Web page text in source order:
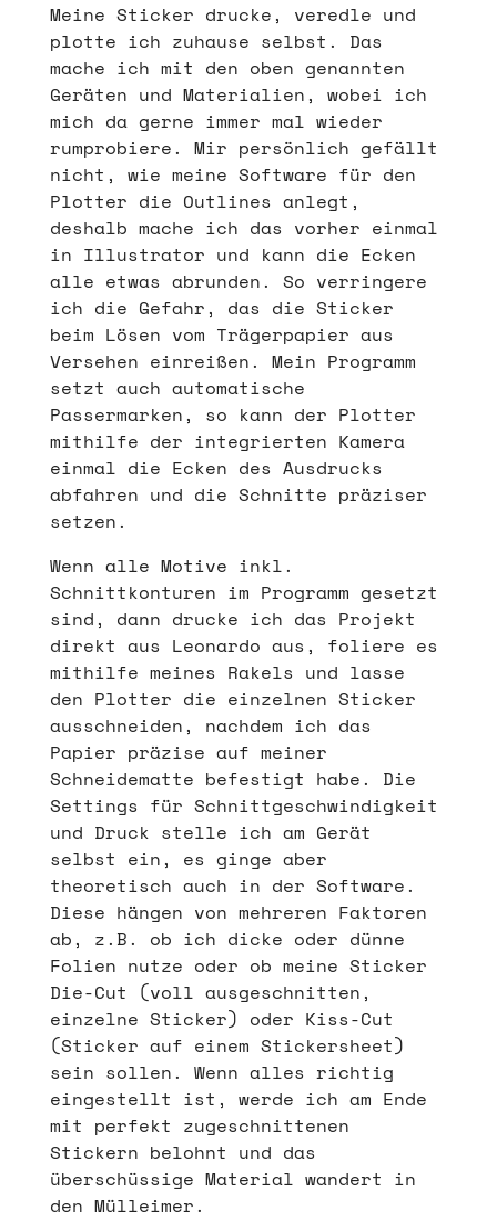
Meine Sticker drucke, veredle und
plotte ich zuhause selbst. Das
mache ich mit den oben genannten
Geräten und Materialien, wobei ich
mich da gerne immer mal wieder
rumprobiere. Mir persönlich gefällt
nicht, wie meine Software für den
Plotter die Outlines anlegt,
deshalb mache ich das vorher einmal
in Illustrator und kann die Ecken
alle etwas abrunden. So verringere
ich die Gefahr, das die Sticker
beim Lösen vom Trägerpapier aus
Versehen einreißen. Mein Programm
setzt auch automatische
Passermarken, so kann der Plotter
mithilfe der integrierten Kamera
einmal die Ecken des Ausdrucks
abfahren und die Schnitte präziser
setzen.
Wenn alle Motive inkl.
Schnittkonturen im Programm gesetzt
sind, dann drucke ich das Projekt
direkt aus Leonardo aus, foliere es
mithilfe meines Rakels und lasse
den Plotter die einzelnen Sticker
ausschneiden, nachdem ich das
Papier präzise auf meiner
Schneidematte befestigt habe. Die
Settings für Schnittgeschwindigkeit
und Druck stelle ich am Gerät
selbst ein, es ginge aber
theoretisch auch in der Software.
Diese hängen von mehreren Faktoren
ab, z.B. ob ich dicke oder dünne
Folien nutze oder ob meine Sticker
Die-Cut (voll ausgeschnitten,
einzelne Sticker) oder Kiss-Cut
(Sticker auf einem Stickersheet)
sein sollen. Wenn alles richtig
eingestellt ist, werde ich am Ende
mit perfekt zugeschnittenen
Stickern belohnt und das
überschüssige Material wandert in
den Mülleimer.